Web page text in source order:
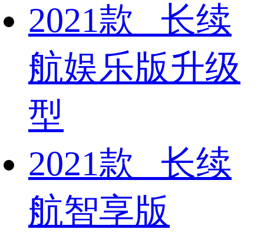
2021款 长续
航娱乐版升级
型
2021款 长续
航智享版